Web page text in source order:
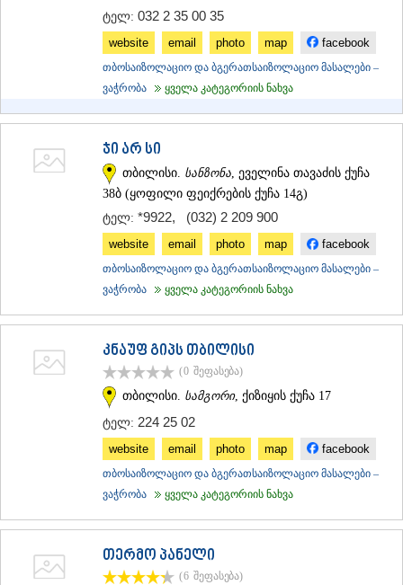
ᲡᲐᲛᲪᲮᲔ–ᲯᲐᲕᲐᲮᲔᲗᲘ
ᲐᲓᲘᲒᲔᲜᲘ
ᲐᲡᲞᲘᲜᲫᲐ
ᲐᲮᲐᲚᲥᲐᲚᲐᲥᲘ
ᲥᲕᲔᲛᲝ ᲥᲐᲠᲗᲚᲘ
ᲒᲐᲠᲓᲐᲑᲐᲜᲘ
ᲓᲛᲐᲜᲘᲡᲘ
ᲗᲔᲗᲠᲘᲬᲧᲐᲠᲝ
ᲡᲐᲥᲐᲠᲗᲕᲔᲚᲝ
ტელ: 032 2 35 00 35
website email photo map facebook
თბოსაიზოლაციო და ბგერათსაიზოლაციო მასალები –
ვაჭრობა
ყველა კატეგორიის ნახვა
ჯი არ სი
თბილისი. სანზონა , ეველინა თავაძის ქუჩა
38ბ (ყოფილი ფეიქრების ქუჩა 14გ)
ტელ: *9922, (032) 2 209 900
website email photo map facebook
თბოსაიზოლაციო და ბგერათსაიზოლაციო მასალები –
ვაჭრობა
ყველა კატეგორიის ნახვა
კნაუფ გიპს თბილისი
(0 შეფასება)
თბილისი. სამგორი, ქიზიყის ქუჩა 17
ტელ: 224 25 02
website email photo map facebook
თბოსაიზოლაციო და ბგერათსაიზოლაციო მასალები –
ვაჭრობა
ყველა კატეგორიის ნახვა
თერმო პანელი
(6 შეფასება)